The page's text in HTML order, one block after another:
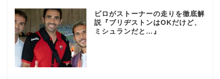
ピロがストーナーの走りを徹底解
説『ブリヂストンはOKだけど、
ミシュランだと…』